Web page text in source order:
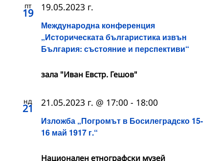
пт
19
Международна конференция
„Историческата българистика извън
България: състояние и перспективи“
19.05.2023 г.
зала "Иван Евстр. Гешов"
нд
21
Изложба „Погромът в Босилеградско 15-
16 май 1917 г.“
21.05.2023 г. @ 17:00 - 18:00
Национален етнографски музей